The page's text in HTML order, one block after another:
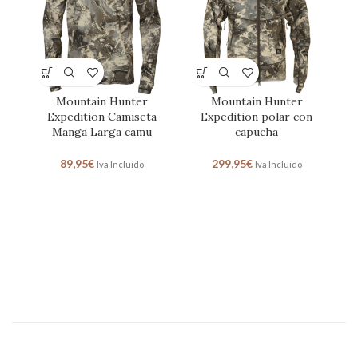
Mountain Hunter
Expedition Camiseta
Manga Larga camu
89,95€ Iva Incluido
Mountain Hunter
Expedition polar con
capucha
299,95€ Iva Incluido